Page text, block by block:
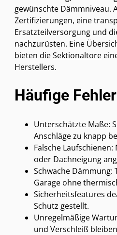
gewünschte Dämmniveau.
Zertifizierungen, eine
Ersatzteilversorgung und
nachzurüsten. Eine
bieten dieSektionaltore
Herstellers.
Häufige
Unterschätzte Maße:
Anschläge zu knapp
Falsche
oder Dachneigung
Schwache Dämmung:
Garage ohne
Sicherheitsfeatures
Schutz gestellt.
Unregelmäßige
und Verschleiß